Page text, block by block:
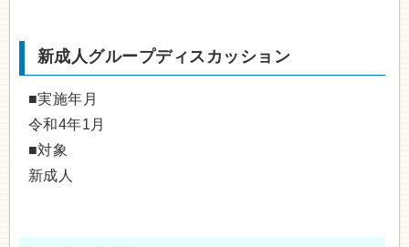
新成人グループディスカッション
■実施年月
令和4年1月
■対象
新成人